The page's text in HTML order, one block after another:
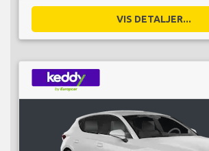
VIS DETALJER...